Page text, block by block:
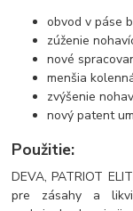
obvod v páse
zúženie
nové
menšia
zvýšenie
nový patent
Použitie:
DEVA, PATRIOT
pre zásahy a